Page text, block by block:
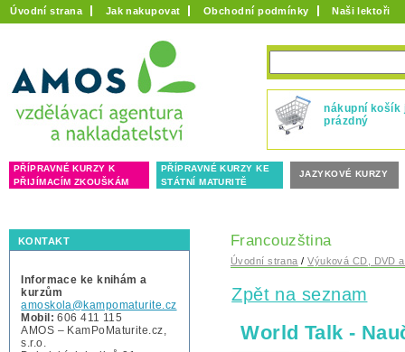
Úvodní strana Jak nakupovat Obchodní podmínky Naši lektoři
nákupní košík
prázdný
PŘÍPRAVNÉ KURZY K
PŘIJÍMACÍM ZKOUŠKÁM
PŘÍPRAVNÉ KURZY KE
STÁTNÍ MATURITĚ
JAZYKOVÉ KURZY
Francouzština
Úvodní strana /Výuková CD, DVD
KONTAKT
Informace ke knihám a
kurzům
amoskola@kampomaturite.cz
Mobil: 606 411 115
AMOS – KamPoMaturite.cz,
s.r.o.
Zpět na seznam
World Talk -